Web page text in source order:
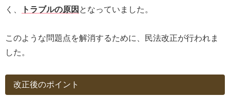
く、
トラブルの原因 となっていました。
このような問題点を解消するために、民法改正が行われま
した。
改正後のポイント